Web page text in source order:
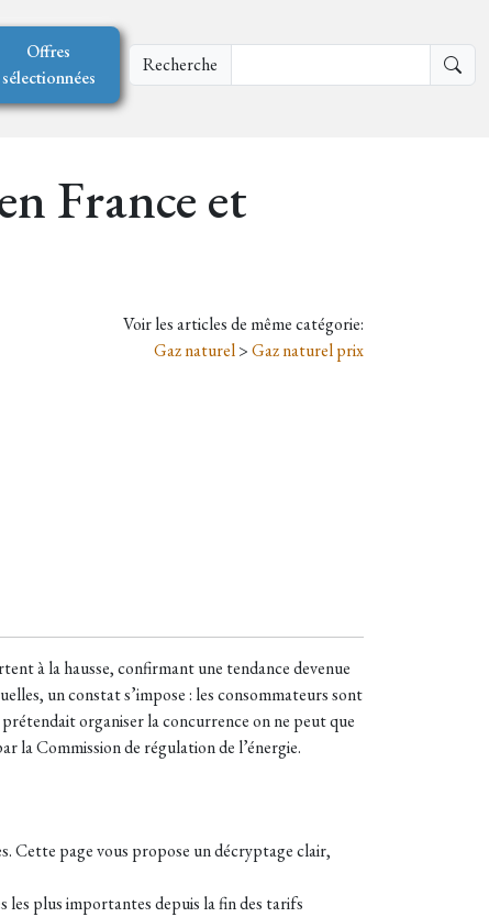
Offres
sélectionnées
Recherche
France et
Voir les articles de même catégorie:
Gaz naturel>Gaz naturel prix
à la hausse, confirmant une tendance devenue
un constat s’impose : les consommateurs sont
organiser la concurrence on ne peut que
la Commission de régulation de l’énergie.
Cette page vous propose un décryptage clair,
les plus importantes depuis la fin des tarifs